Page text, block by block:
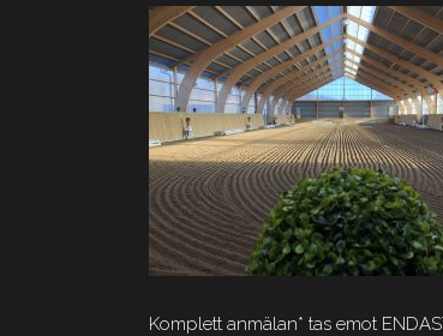
Komplett anmälan* tas emot